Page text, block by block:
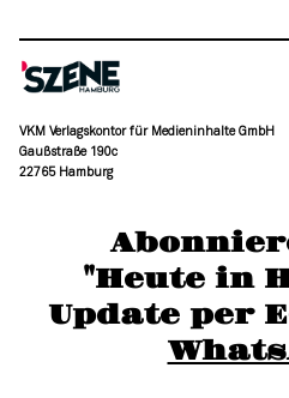
"Heute in
VKM Verlagskontor für Medieninhalte GmbH
Gaußstraße 190c
22765 Hamburg
moc.grubmah-enezs@ofni